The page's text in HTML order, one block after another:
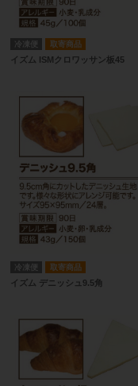
冷凍便 取寄商品
イズム ISMクロワッサン板45
冷凍便 取寄商品
イズム デニッシュ9.5角